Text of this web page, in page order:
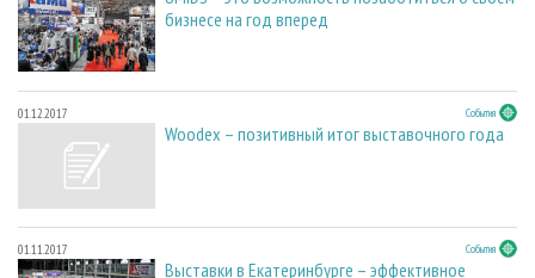
бизнесе на год вперед
01.12.2017 События
Woodex – позитивный итог выставочного года
01.11.2017 События
Выставки в Екатеринбурге – эффективное